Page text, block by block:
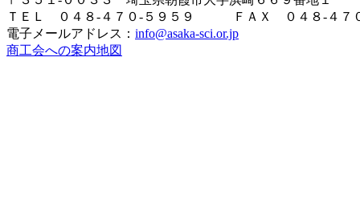
ＴＥＬ ０４８-４７０-５９５９ ＦＡＸ ０４８-４７
電子メールアドレス： info@asaka-sci.or.jp
商工会への案内地図